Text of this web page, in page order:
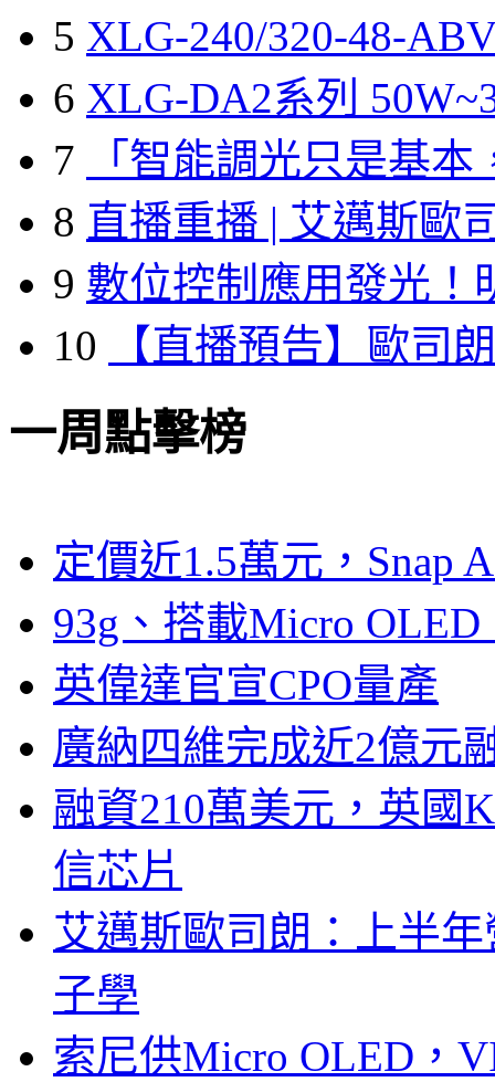
5 XLG-240/320-48-
6 XLG-DA2系列
7
「智能調光只是基本
8 直播重播 | 艾邁斯歐
9 數位控制應用發光！
10
【直播預告】歐司
一周點擊榜
定價近1.5萬元，Snap
93g、搭載Micro
英偉達官宣CPO量產
廣納四維完成近2億元
融資210萬美元，英國
信芯片
艾邁斯歐司朗：上半
子學
索尼供Micro OLED，